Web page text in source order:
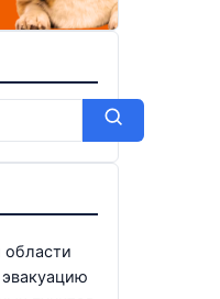
области